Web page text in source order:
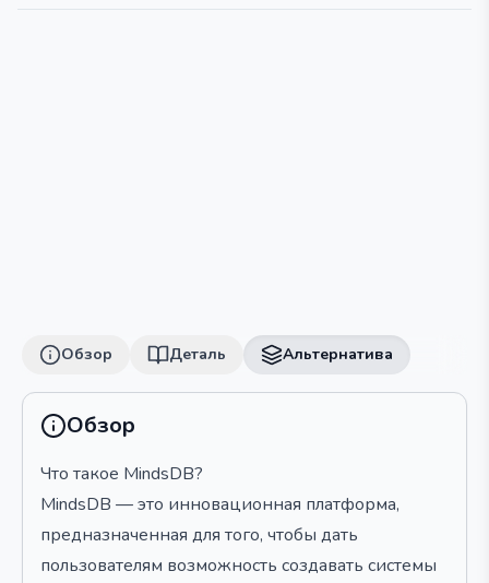
Обзор Деталь Альтернатива
Обзор
Что такое MindsDB?
MindsDB — это инновационная платформа,
предназначенная для того, чтобы дать
пользователям возможность создавать системы